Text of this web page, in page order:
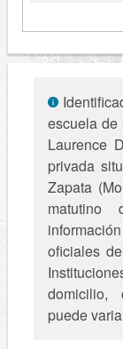
escuela
Laurence
privada
Zapata
matutino
oficiales
domicilio,
puede